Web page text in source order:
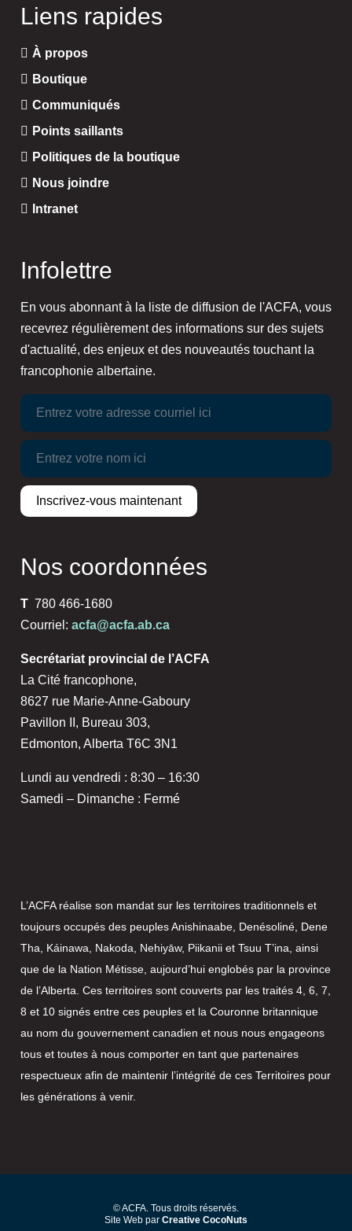
Liens rapides
À propos
Boutique
Communiqués
Points saillants
Politiques de la boutique
Nous joindre
Intranet
Infolettre
En vous abonnant à la liste de diffusion de l'ACFA, vous
recevrez régulièrement des informations sur des sujets
d'actualité, des enjeux et des nouveautés touchant la
francophonie albertaine.
Nos coordonnées
T 780 466-1680
Courriel: acfa@acfa.ab.ca
Secrétariat provincial de l’ACFA
La Cité francophone,
8627 rue Marie-Anne-Gaboury
Pavillon II, Bureau 303,
Edmonton, Alberta T6C 3N1
Lundi au vendredi : 8:30 – 16:30
Samedi – Dimanche : Fermé
L’ACFA réalise son mandat sur les territoires traditionnels et
toujours occupés des peuples Anishinaabe, Denésoliné, Dene
Tha, Káinawa, Nakoda, Nehiyāw, Piikanii et Tsuu T’ina, ainsi
que de la Nation Métisse, aujourd’hui englobés par la province
de l’Alberta. Ces territoires sont couverts par les traités 4, 6, 7,
8 et 10 signés entre ces peuples et la Couronne britannique
au nom du gouvernement canadien et nous nous engageons
tous et toutes à nous comporter en tant que partenaires
respectueux afin de maintenir l’intégrité de ces Territoires pour
les générations à venir.
© ACFA. Tous droits réservés.
Site Web par Creative CocoNuts